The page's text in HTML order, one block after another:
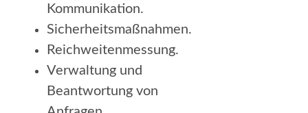
Kommunikation.
Sicherheitsmaßnahmen.
Reichweitenmessung.
Verwaltung und
Beantwortung von